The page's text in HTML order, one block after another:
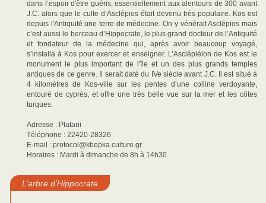
dans l’espoir d'être guéris, essentiellement aux alentours de 300 avant
J.C. alors que le culte d’Asclépios était devenu très populaire. Kos est
depuis l'Antiquité une terre de médecine. On y vénérait Asclépios mais
c’est aussi le berceau d’Hippocrate, le plus grand docteur de l’Antiquité
et fondateur de la médecine qui, après avoir beaucoup voyagé,
s’installa à Kos pour exercer et enseigner. L’Asclépiéion de Kos est le
monument le plus important de l'île et un des plus grands temples
antiques de ce genre. Il serait daté du IVe siècle avant J.C. Il est situé à
4 kilomètres de Kos-ville sur les pentes d’une colline verdoyante,
entouré de cyprès, et offre une très belle vue sur la mer et les côtes
turques.
Adresse : Platani
Téléphone : 22420-28326
E-mail : protocol@kbepka.culture.gr
Horaires : Mardi à dimanche de 8h à 14h30
L’arbre d’Hippocrate